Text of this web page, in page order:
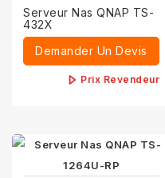
Serveur Nas QNAP TS-
432X
Demander Un Devis
Prix Revendeur